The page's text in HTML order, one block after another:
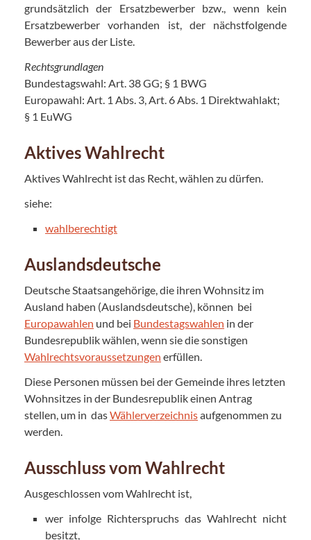
grundsätzlich der Ersatzbewerber bzw., wenn kein
Ersatzbewerber vorhanden ist, der nächstfolgende
Bewerber aus der Liste.
Rechtsgrundlagen
Bundestagswahl: Art. 38 GG; § 1 BWG
Europawahl: Art. 1 Abs. 3, Art. 6 Abs. 1 Direktwahlakt;
§ 1 EuWG
Aktives Wahlrecht
Aktives Wahlrecht ist das Recht, wählen zu dürfen.
siehe:
wahlberechtigt
Auslandsdeutsche
Deutsche Staatsangehörige, die ihren Wohnsitz im
Ausland haben (Auslandsdeutsche), können bei
Europawahlen und bei Bundestagswahlen in der
Bundesrepublik wählen, wenn sie die sonstigen
Wahlrechtsvoraussetzungen erfüllen.
Diese Personen müssen bei der Gemeinde ihres letzten
Wohnsitzes in der Bundesrepublik einen Antrag
stellen, um in dasWählerverzeichnisaufgenommen zu
werden.
Ausschluss vom Wahlrecht
Ausgeschlossen vom Wahlrecht ist,
wer infolge Richterspruchs das Wahlrecht nicht
besitzt,